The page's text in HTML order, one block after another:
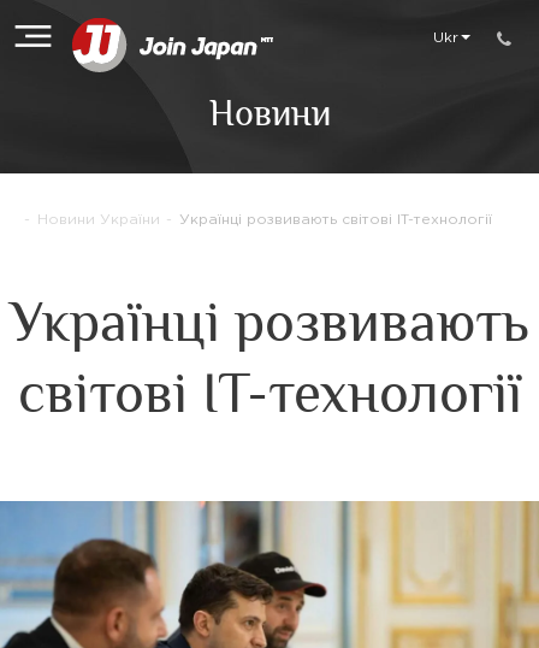
Ukr
Новини
- Новини України - Українці розвивають світові IT-технології
Українці розвивають
світові IT-технології